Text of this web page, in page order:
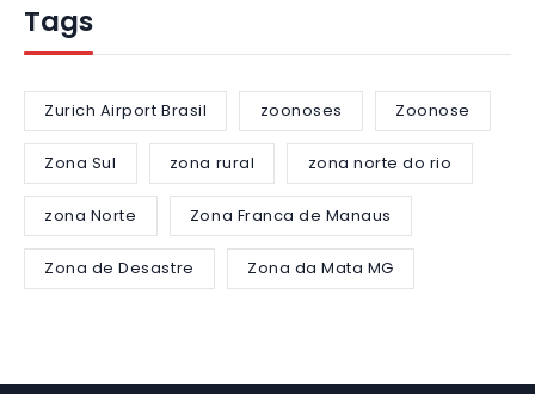
Tags
Zurich Airport Brasil zoonoses Zoonose
Zona Sul zona rural zona norte do rio
zona Norte Zona Franca de Manaus
Zona de Desastre Zona da Mata MG